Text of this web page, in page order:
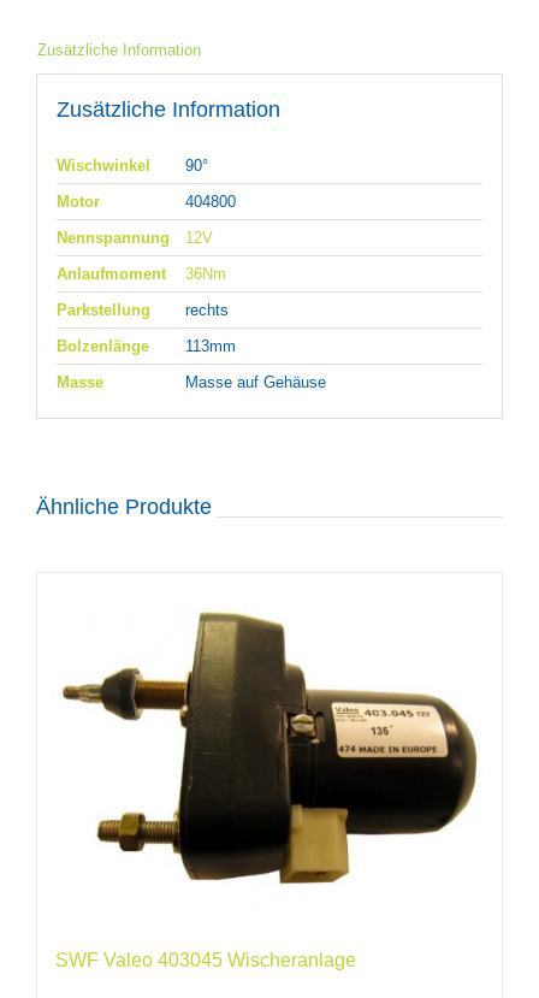
Zusätzliche Information
Zusätzliche Information
Wischwinkel
90°
Motor
404800
Nennspannung
12V
Anlaufmoment
36Nm
Parkstellung
rechts
Bolzenlänge
113mm
Masse
Masse auf Gehäuse
Ähnliche Produkte
SWF Valeo 403045 Wischeranlage